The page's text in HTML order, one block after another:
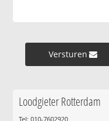
Versturen »
Loodgieter Rotterdam
Tel: 010-7602920